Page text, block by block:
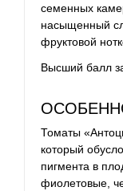
семенных
насыщенный
фруктовой
Высший балл
Томаты
который
пигмента в
фиолетовые,